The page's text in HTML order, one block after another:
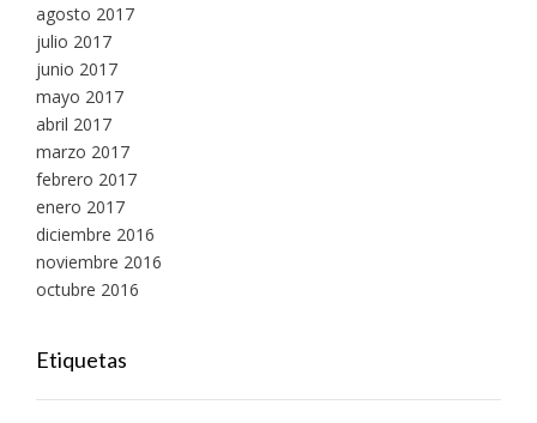
agosto 2017
julio 2017
junio 2017
mayo 2017
abril 2017
marzo 2017
febrero 2017
enero 2017
diciembre 2016
noviembre 2016
octubre 2016
Etiquetas